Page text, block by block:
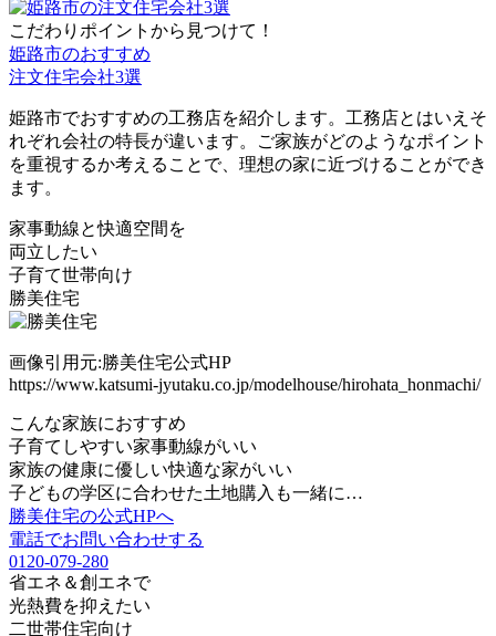
こだわりポイントから見つけて！
姫路市のおすすめ
注文住宅会社3選
姫路市でおすすめの工務店を紹介します。工務店とはいえそ
れぞれ会社の特長が違います。ご家族がどのようなポイント
を重視するか考えることで、理想の家に近づけることができ
ます。
家事動線と快適空間を
両立したい
子育て世帯向け
勝美住宅
画像引用元:勝美住宅公式HP
https://www.katsumi-jyutaku.co.jp/modelhouse/hirohata_honmachi/
こんな家族におすすめ
子育てしやすい家事動線がいい
家族の健康に優しい快適な家がいい
子どもの学区に合わせた土地購入も一緒に…
勝美住宅の公式HPへ
電話でお問い合わせする
0120-079-280
省エネ＆創エネで
光熱費を抑えたい
二世帯住宅向け